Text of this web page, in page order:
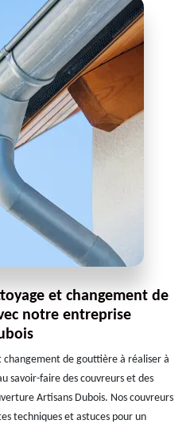
et changement de
notre entreprise
de gouttière à réaliser à
savoir-faire des couvreurs et des
Artisans Dubois. Nos couvreurs
techniques et astuces pour un